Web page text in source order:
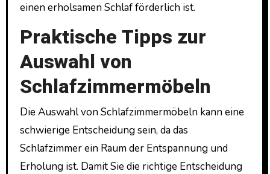
einen erholsamen Schlaf förderlich ist.
Praktische Tipps zur
Auswahl von
Schlafzimmermöbeln
Die Auswahl von Schlafzimmermöbeln kann eine
schwierige Entscheidung sein, da das
Schlafzimmer ein Raum der Entspannung und
Erholung ist. Damit Sie die richtige Entscheidung